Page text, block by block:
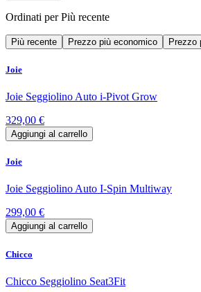
Ordinati perPiù recente
Più recente Prezzo più economico Prezzo
Joie
Joie Seggiolino Auto i-Pivot Grow
329,00 €
Aggiungi al carrello
Joie
Joie Seggiolino Auto I-Spin Multiway
299,00 €
Aggiungi al carrello
Chicco
Chicco Seggiolino Seat3Fit